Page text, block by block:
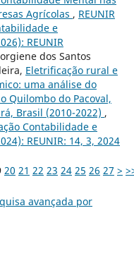
Agrícolas , REUNIR
e
REUNIR
dos Santos
Eletrificação rural e
uma análise do
Quilombo do Pacoval,
Brasil (2010-2022) ,
Contabilidade e
REUNIR: 14, 3, 2024
20 21 22 23 24 25 26 27 >
avançada por